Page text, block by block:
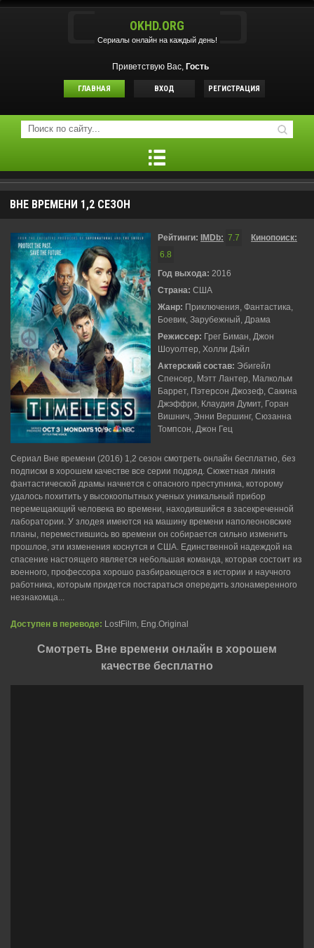
OKHD.ORG
Сериалы онлайн на каждый день!
Приветствую Вас, Гость
ГЛАВНАЯ ВХОД РЕГИСТРАЦИЯ
ВНЕ ВРЕМЕНИ 1,2 СЕЗОН
Рейтинги: IMDb: 7.7
Кинопоиск:
6.8
Год выхода: 2016
Страна: США
Жанр: Приключения, Фантастика,
Боевик, Зарубежный, Драма
Режиссер: Грег Биман, Джон
Шоуолтер, Холли Дэйл
Актерский состав: Эбигейл
Спенсер, Мэтт Лантер, Малкольм
Баррет, Пэтерсон Джозеф, Сакина
Джэффри, Клаудия Думит, Горан
Вишнич, Энни Вершинг, Сюзанна
Томпсон, Джон Гец
Сериал Вне времени (2016) 1,2 сезон смотреть онлайн бесплатно, без
подписки в хорошем качестве все серии подряд. Сюжетная линия
фантастической драмы начнется с опасного преступника, которому
удалось похитить у высокоопытных ученых уникальный прибор
перемещающий человека во времени, находившийся в засекреченной
лаборатории. У злодея имеются на машину времени наполеоновские
планы, переместившись во времени он собирается сильно изменить
прошлое, эти изменения коснутся и США. Единственной надеждой на
спасение настоящего является небольшая команда, которая состоит из
военного, профессора хорошо разбирающегося в истории и научного
работника, которым придется постараться опередить злонамеренного
незнакомца...
Доступен в переводе: LostFilm, Eng.Original
Смотреть Вне времени онлайн в хорошем
качестве бесплатно